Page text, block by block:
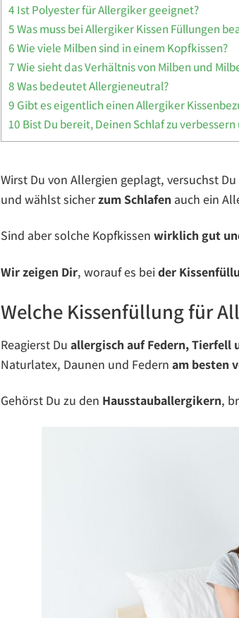
4 Ist Polyester für Allergiker geeignet?
5Was muss bei Allergiker Kissen Füllungen
6Wie viele Milben sind in einem Kopfkissen?
7Wie sieht das Verhältnis von Milben und
8Was bedeutet Allergieneutral?
9 Gibt es eigentlich einen Allergiker
10 Bist Du bereit, Deinen Schlaf zu
Wirst Du von Allergien geplagt, versuchst Du
und wählst sicherzum Schlafen auch ein
Sind aber solche Kopfkissen wirklich gut
Wir zeigen Dir, worauf es beider
Welche Kissenfüllung für
Reagierst Du allergisch auf Federn, Tierfell
Naturlatex, Daunen und Federn am besten
Gehörst Du zu den Hausstauballergikern,